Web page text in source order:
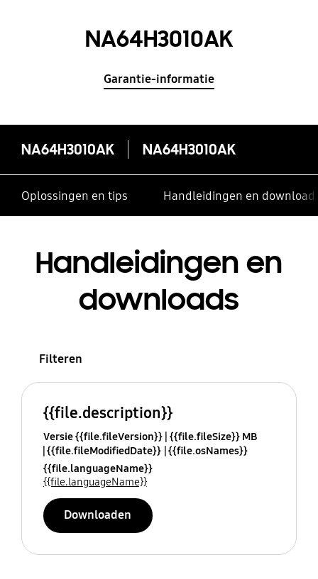
NA64H3010AK
Garantie-informatie
NA64H3010AK NA64H3010AK
Oplossingen en tips Handleidingen en
Handleidingen en
downloads
Filteren
{{file.description}}
Versie {{file.fileVersion}} {{file.fileSize}} MB
{{file.fileModifiedDate}} {{file.osNames}}
{{file.languageName}}
{{file.languageName}}
Downloaden